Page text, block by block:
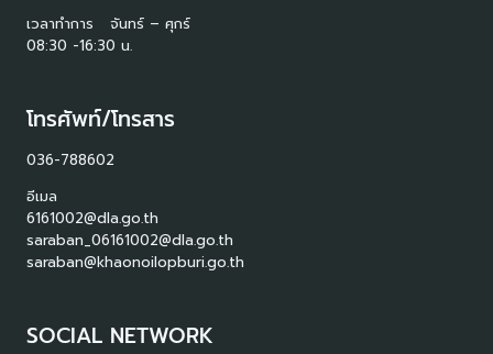
เวลาทำการ จันทร์ – ศุกร์
08:30 -16:30 น.
โทรศัพท์/โทรสาร
036-788602
อีเมล
6161002@dla.go.th
saraban_06161002@dla.go.th
saraban@khaonoilopburi.go.th
SOCIAL NETWORK